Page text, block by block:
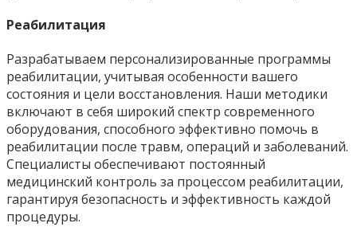
Реабилитация
Разрабатываем персонализированные программы
реабилитации, учитывая особенности вашего
состояния и цели восстановления. Наши методики
включают в себя широкий спектр современного
оборудования, способного эффективно помочь в
реабилитации после травм, операций и заболеваний.
Специалисты обеспечивают постоянный
медицинский контроль за процессом реабилитации,
гарантируя безопасность и эффективность каждой
процедуры.